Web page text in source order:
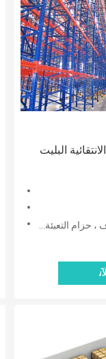
البليت
و شريط خشبي